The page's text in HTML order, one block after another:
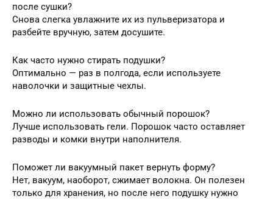
после сушки?
Снова слегка увлажните их из пульверизатора и
разбейте вручную, затем досушите.
Как часто нужно стирать подушки?
Оптимально — раз в полгода, если используете
наволочки и защитные чехлы.
Можно ли использовать обычный порошок?
Лучше использовать гели. Порошок часто оставляет
разводы и комки внутри наполнителя.
Поможет ли вакуумный пакет вернуть форму?
Нет, вакуум, наоборот, сжимает волокна. Он полезен
только для хранения, но после него подушку нужно